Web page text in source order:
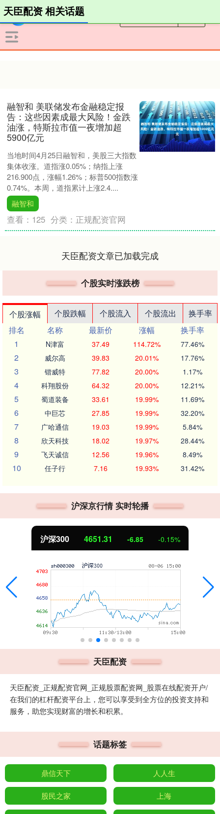
天臣配资 相关话题
融智和 美联储发布金融稳定报
告：这些因素成最大风险！金跌
油涨，特斯拉市值一夜增加超
5900亿元
当地时间4月25日融智和，美股三大指数
集体收涨。道指涨0.05%；纳指上涨
216.900点，涨幅1.26%；标普500指数涨
0.74%。本周，道指累计上涨2.4....
融智和
查看： 125 分类： 正规配资官网
天臣配资文章已加载完成
个股实时涨跌榜
个股涨幅 个股跌幅 个股流入 个股流出
换手率
排名
名称 最新价 涨幅
换手率
1
N津富 37.49 114.72% 77.46%
2 威尔高 39.83 20.01% 17.76%
3 锴威特 77.82 20.00% 1.17%
4 科翔股份 64.32 20.00% 12.21%
5 蜀道装备 33.61 19.99% 11.69%
6 中巨芯 27.85 19.99% 32.20%
7 广哈通信 19.03 19.99% 5.84%
8 欣天科技 18.02 19.97% 28.44%
9 飞天诚信 12.56 19.96% 8.49%
10 任子行 7.16 19.93% 31.42%
沪深京行情 实时轮播
-0.15% 北证50 1122.88
天臣配资
天臣配资_正规配资官网_正规股票配资网_股票在线配资开户/
在我们的杠杆配资平台上，您可以享受到全方位的投资支持和
服务，助您实现财富的增长和积累。
话题标签
鼎信天下 人人生
股民之家 上海